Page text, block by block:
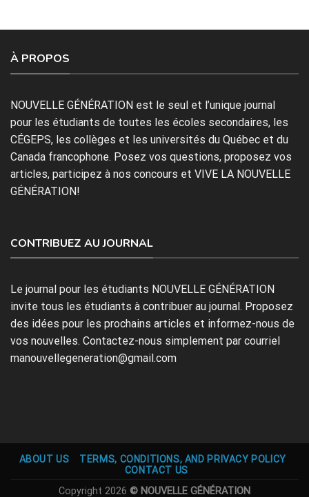
À PROPOS
NOUVELLE GÉNÉRATION est le seul et l’unique journal
pour les étudiants de toutes les écoles secondaires, les
CÉGEPS, les collèges et les universités du Québec et du
Canada francophone. Posez vos questions, proposez vos
articles, participez à nos concours et VIVE LA NOUVELLE
GÉNÉRATION!
CONTRIBUEZ AU JOURNAL
Le journal pour les étudiants NOUVELLE GÉNÉRATION
invite tous les étudiants à contribuer au journal. Proposez
des idées pour les prochains articles et informez-nous de
vos nouvelles. Contactez-nous simplement par courriel
manouvellegeneration@gmail.com
ABOUT US
TERMS, CONDITIONS, AND PRIVACY POLICY
CONTACT US
Copyright 2026 © NOUVELLE GÉNÉRATION